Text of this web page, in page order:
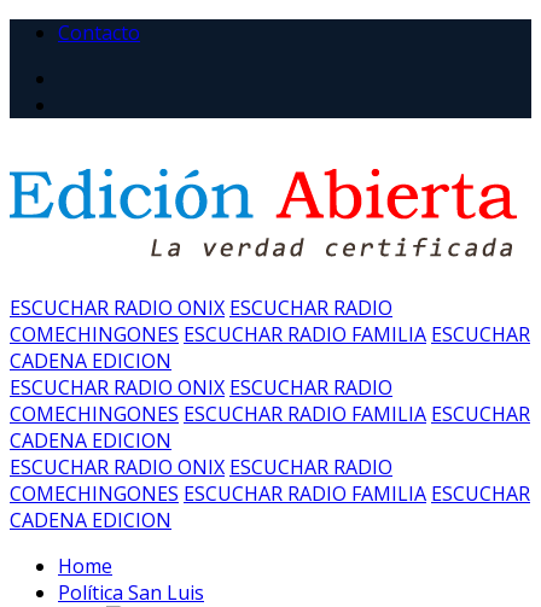
Contacto
ESCUCHAR RADIO ONIX ESCUCHAR RADIO
COMECHINGONES ESCUCHAR RADIO FAMILIA ESCUCHAR
CADENA EDICION
ESCUCHAR RADIO ONIX ESCUCHAR RADIO
COMECHINGONES ESCUCHAR RADIO FAMILIA ESCUCHAR
CADENA EDICION
ESCUCHAR RADIO ONIX ESCUCHAR RADIO
COMECHINGONES ESCUCHAR RADIO FAMILIA ESCUCHAR
CADENA EDICION
Home
Política San Luis